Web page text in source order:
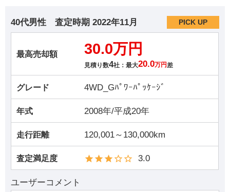
40代男性 査定時期 2022年11月 PICK UP
最高売却額 30.0万円
見積り数4社：最大20.0万円 差
グレード 4WD_Gﾊﾟﾜｰﾊﾟｯｹｰｼﾞ
年式 2008年/平成20年
走行距離 120,001～130,000km
査定満足度 3.0
ユーザーコメント